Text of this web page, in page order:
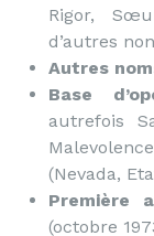
Rigor,
d’autres
Autres
Base
autrefois
(Nevada,
Première
(octobre